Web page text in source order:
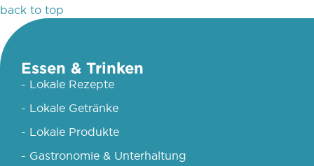
back to top
Essen & Trinken
- Lokale Rezepte
- Lokale Getränke
- Lokale Produkte
- Gastronomie & Unterhaltung